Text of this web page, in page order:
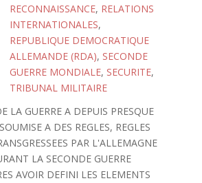
RECONNAISSANCE, RELATIONS
INTERNATIONALES,
REPUBLIQUE DEMOCRATIQUE
ALLEMANDE (RDA), SECONDE
GUERRE MONDIALE, SECURITE,
TRIBUNAL MILITAIRE
LA GUERRE A DEPUIS PRESQUE
A DES REGLES, REGLES
PAR L'ALLEMAGNE
LA SECONDE GUERRE
AVOIR DEFINI LES ELEMENTS